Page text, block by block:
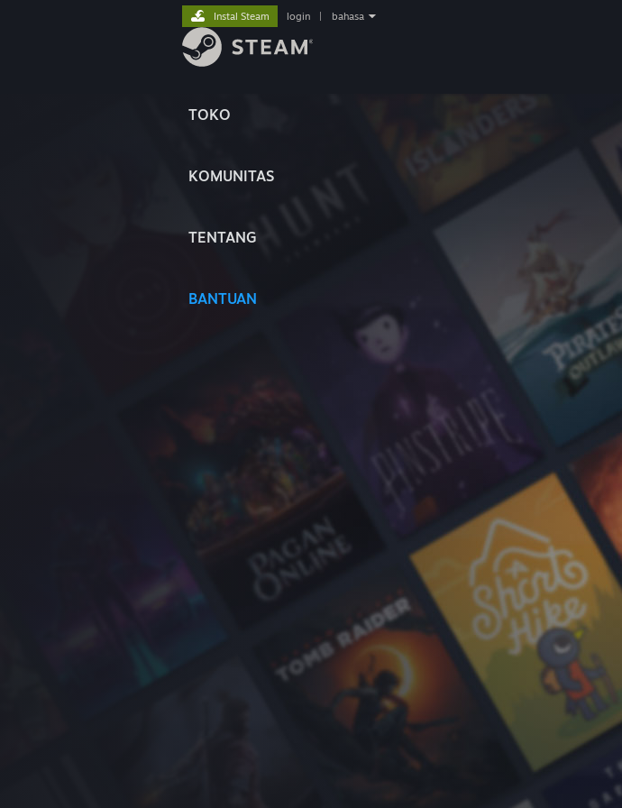
TOKO
KOMUNITAS
TENTANG
BANTUAN
Instal Steam login bahasa